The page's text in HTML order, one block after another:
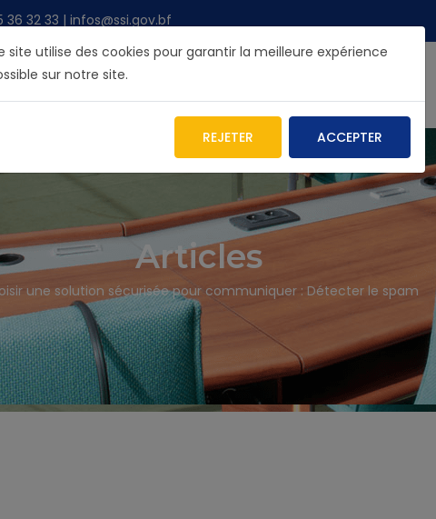
32 33 | infos@ssi.gov.bf
L'ANSSI NOS SERVICES
Articles
une solution sécurisée pour communiquer : Détecter le spam
site utilise des cookies pour garantir la meilleure expérience
sur notre site.
REJETER ACCEPTER